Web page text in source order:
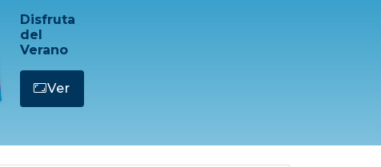
Disfruta
del
Verano
Ver